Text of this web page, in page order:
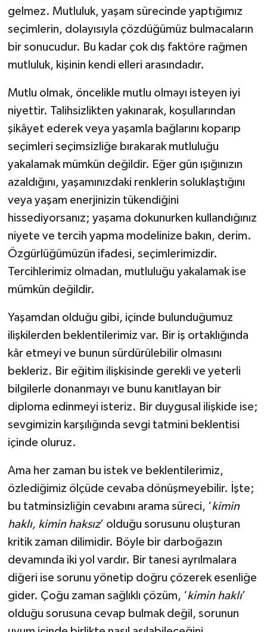
gelmez. Mutluluk, yaşam sürecinde yaptığımız
seçimlerin, dolayısıyla çözdüğümüz bulmacaların
bir sonucudur. Bu kadar çok dış faktöre rağmen
mutluluk, kişinin kendi elleri arasındadır.
Mutlu olmak, öncelikle mutlu olmayı isteyen iyi
niyettir. Talihsizlikten yakınarak, koşullarından
şikâyet ederek veya yaşamla bağlarını koparıp
seçimleri seçimsizliğe bırakarak mutluluğu
yakalamak mümkün değildir. Eğer gün ışığınızın
azaldığını, yaşamınızdaki renklerin soluklaştığını
veya yaşam enerjinizin tükendiğini
hissediyorsanız; yaşama dokunurken kullandığınız
niyete ve tercih yapma modelinize bakın, derim.
Özgürlüğümüzün ifadesi, seçimlerimizdir.
Tercihlerimiz olmadan, mutluluğu yakalamak ise
mümkün değildir.
Yaşamdan olduğu gibi, içinde bulunduğumuz
ilişkilerden beklentilerimiz var. Bir iş ortaklığında
kâr etmeyi ve bunun sürdürülebilir olmasını
bekleriz. Bir eğitim ilişkisinde gerekli ve yeterli
bilgilerle donanmayı ve bunu kanıtlayan bir
diploma edinmeyi isteriz. Bir duygusal ilişkide ise;
sevgimizin karşılığında sevgi tatmini beklentisi
içinde oluruz.
Ama her zaman bu istek ve beklentilerimiz,
özlediğimiz ölçüde cevaba dönüşmeyebilir. İşte;
bu tatminsizliğin cevabını arama süreci, ‘kimin
haklı, kimin haksız’ olduğu sorusunu oluşturan
kritik zaman dilimidir. Böyle bir darboğazın
devamında iki yol vardır. Bir tanesi ayrılmalara
diğeri ise sorunu yönetip doğru çözerek esenliğe
gider. Çoğu zaman sağlıklı çözüm, ‘kimin haklı’
olduğu sorusuna cevap bulmak değil, sorunun